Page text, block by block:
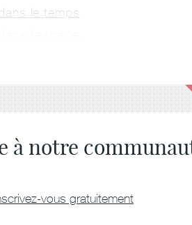
le temps
à notre
vous gratuitement